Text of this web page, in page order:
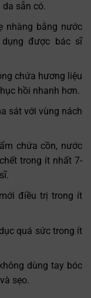
sẵn có.
nhàng bằng nước
được bác sĩ
chứa hương liệu
hồi nhanh hơn.
sát với vùng nách
chứa cồn, nước
trong ít nhất 7-
điều trị trong ít
quá sức trong ít
dùng tay bóc
sẹo.